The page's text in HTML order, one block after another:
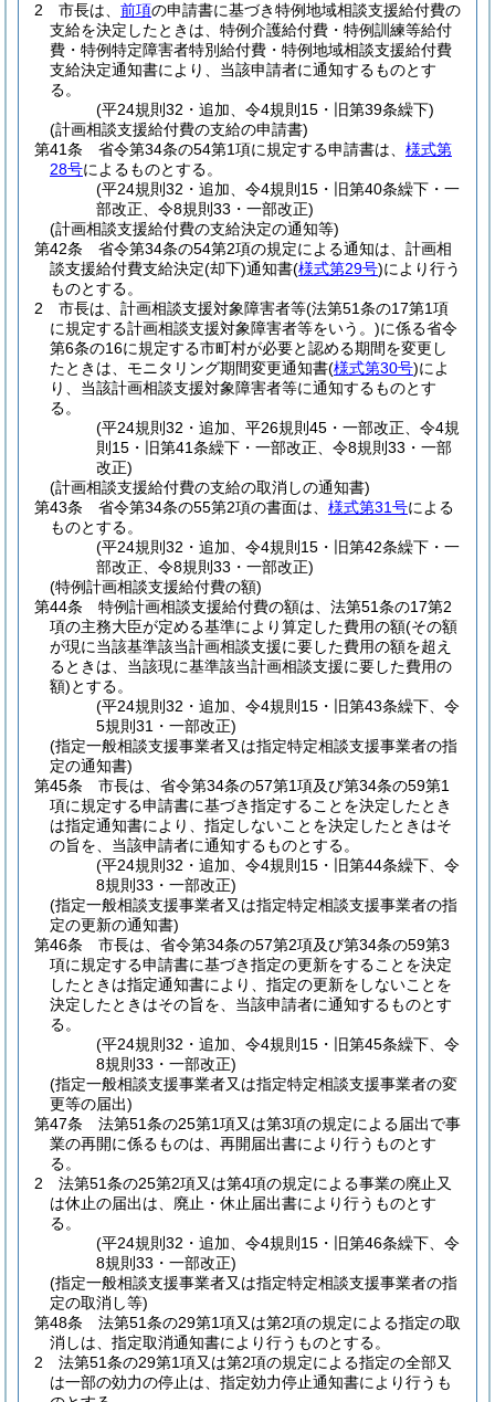
2
市長は、 前項の申請書に基づき特例地域相談支援給付費の
支給を決定したときは、特例介護給付費・特例訓練等給付
費・特例特定障害者特別給付費・特例地域相談支援給付費
支給決定通知書により、当該申請者に通知するものとす
る。
(平24規則32・追加、令4規則15・旧第39条繰下)
(計画相談支援給付費の支給の申請書)
第41条
省令第34条の54第1項に規定する申請書は、 様式第
28号によるものとする。
(平24規則32・追加、令4規則15・旧第40条繰下・一
部改正、令8規則33・一部改正)
(計画相談支援給付費の支給決定の通知等)
第42条
省令第34条の54第2項の規定による通知は、計画相
談支援給付費支給決定(却下)通知書(様式第29号)により行う
ものとする。
2
市長は、計画相談支援対象障害者等(法第51条の17第1項
に規定する計画相談支援対象障害者等をいう。)に係る省令
第6条の16に規定する市町村が必要と認める期間を変更し
たときは、モニタリング期間変更通知書(様式第30号)によ
り、当該計画相談支援対象障害者等に通知するものとす
る。
(平24規則32・追加、平26規則45・一部改正、令4規
則15・旧第41条繰下・一部改正、令8規則33・一部
改正)
(計画相談支援給付費の支給の取消しの通知書)
第43条
省令第34条の55第2項の書面は、 様式第31号による
ものとする。
(平24規則32・追加、令4規則15・旧第42条繰下・一
部改正、令8規則33・一部改正)
(特例計画相談支援給付費の額)
第44条
特例計画相談支援給付費の額は、法第51条の17第2
項の主務大臣が定める基準により算定した費用の額(その額
が現に当該基準該当計画相談支援に要した費用の額を超え
るときは、当該現に基準該当計画相談支援に要した費用の
額)とする。
(平24規則32・追加、令4規則15・旧第43条繰下、令
5規則31・一部改正)
(指定一般相談支援事業者又は指定特定相談支援事業者の指
定の通知書)
第45条
市長は、省令第34条の57第1項及び第34条の59第1
項に規定する申請書に基づき指定することを決定したとき
は指定通知書により、指定しないことを決定したときはそ
の旨を、当該申請者に通知するものとする。
(平24規則32・追加、令4規則15・旧第44条繰下、令
8規則33・一部改正)
(指定一般相談支援事業者又は指定特定相談支援事業者の指
定の更新の通知書)
第46条
市長は、省令第34条の57第2項及び第34条の59第3
項に規定する申請書に基づき指定の更新をすることを決定
したときは指定通知書により、指定の更新をしないことを
決定したときはその旨を、当該申請者に通知するものとす
る。
(平24規則32・追加、令4規則15・旧第45条繰下、令
8規則33・一部改正)
(指定一般相談支援事業者又は指定特定相談支援事業者の変
更等の届出)
第47条
法第51条の25第1項又は第3項の規定による届出で事
業の再開に係るものは、再開届出書により行うものとす
る。
2
法第51条の25第2項又は第4項の規定による事業の廃止又
は休止の届出は、廃止・休止届出書により行うものとす
る。
(平24規則32・追加、令4規則15・旧第46条繰下、令
8規則33・一部改正)
(指定一般相談支援事業者又は指定特定相談支援事業者の指
定の取消し等)
第48条
法第51条の29第1項又は第2項の規定による指定の取
消しは、指定取消通知書により行うものとする。
2
法第51条の29第1項又は第2項の規定による指定の全部又
は一部の効力の停止は、指定効力停止通知書により行うも